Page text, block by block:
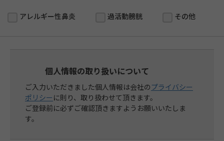
アレルギー性鼻炎 過活動膀胱 その他
個人情報の取り扱いについて
ご入力いただきました個人情報は会社の プライバシー
ポリシー に則り、取り扱わせて頂きます。
ご登録前に必ずご確認頂きますようお願いいたしま
す。